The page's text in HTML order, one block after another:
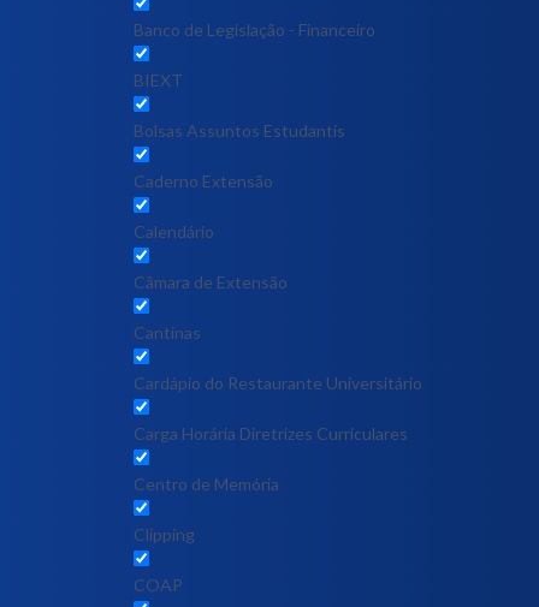
Banco de Legislação - Financeiro
BIEXT
Bolsas Assuntos Estudantis
Caderno Extensão
Calendário
Câmara de Extensão
Cantinas
Cardápio do Restaurante Universitário
Carga Horária Diretrizes Curriculares
Centro de Memória
Clipping
COAP